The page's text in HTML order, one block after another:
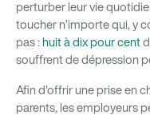
perturber leur vie
toucher n’importe qui, y
pas : huit à dix pour cent
souffrent de dépression
Afin d'offrir une prise en
parents, les employeurs